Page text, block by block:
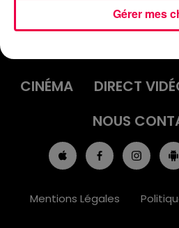
INFOS
CINÉMA
DIRECT
NOUS
Mentions Légales
Gérer mes